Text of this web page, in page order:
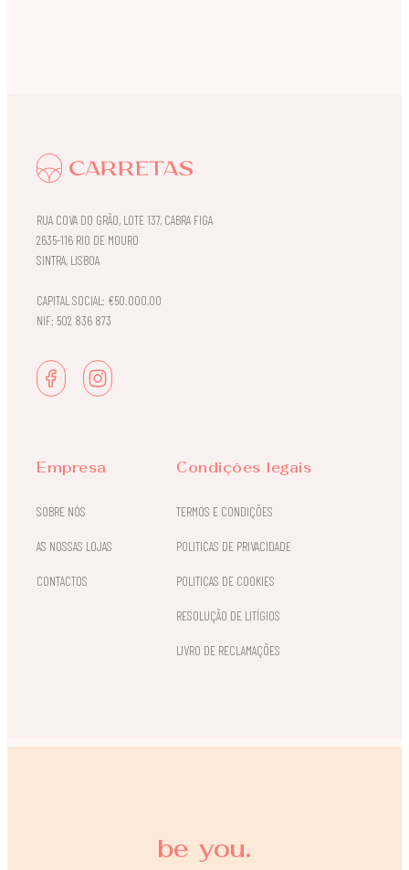
RUA COVA DO GRÃO, LOTE 137, CABRA FIGA
2635-116 RIO DE MOURO
SINTRA, LISBOA
CAPITAL SOCIAL: €50.000,00
NIF: 502 836 873
Empresa
SOBRE NÓS
AS NOSSAS LOJAS
CONTACTOS
Condições legais
TERMOS E CONDIÇÕES
POLITICAS DE PRIVACIDADE
POLITICAS DE COOKIES
RESOLUÇÃO DE LITÍGIOS
LIVRO DE RECLAMAÇÕES
be you.